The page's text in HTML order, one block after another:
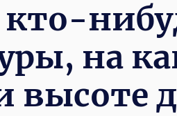
на
высоте